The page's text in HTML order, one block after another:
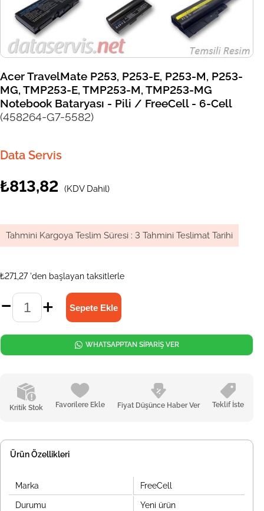
Acer TravelMate P253, P253-E, P253-M, P253-
MG, TMP253-E, TMP253-M, TMP253-MG
Notebook Bataryası - Pili / FreeCell - 6-Cell
(458264-G7-5582)
Data Servis
₺813,82 (KDV Dahil)
Tahmini Kargoya Teslim Süresi : 3 Tahmini Teslimat Tarihi
₺271,27 'den başlayan taksitlerle
Kritik Stok Favorilere Ekle Fiyat Düşünce Haber Ver Teklif İste
WHATSAPPTAN SİPARİŞ VER
Ürün Özellikleri
Marka FreeCell
Durumu Yeni ürün